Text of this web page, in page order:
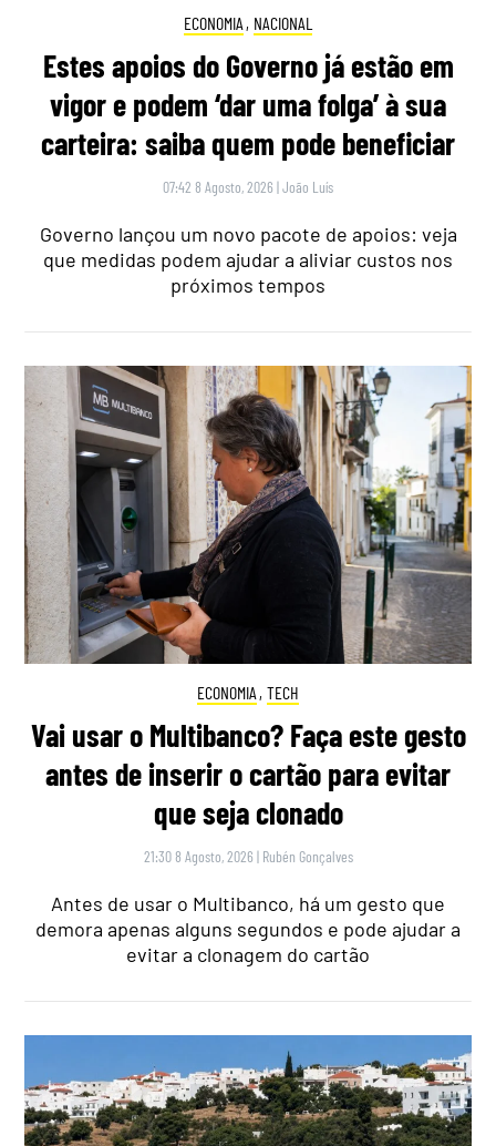
ECONOMIA , NACIONAL
Estes apoios do Governo já estão em
vigor e podem ‘dar uma folga’ à sua
carteira: saiba quem pode beneficiar
07:42 8 Agosto, 2026 |João Luís
Governo lançou um novo pacote de apoios: veja
que medidas podem ajudar a aliviar custos nos
próximos tempos
ECONOMIA , TECH
Vai usar o Multibanco? Faça este gesto
antes de inserir o cartão para evitar
que seja clonado
21:30 8 Agosto, 2026 | Rubén Gonçalves
Antes de usar o Multibanco, há um gesto que
demora apenas alguns segundos e pode ajudar a
evitar a clonagem do cartão